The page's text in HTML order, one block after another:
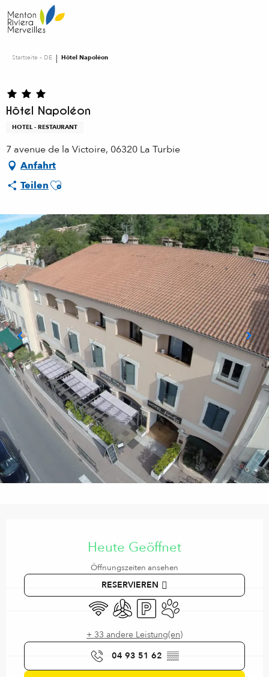
au
contenu
Startseite – DE Hôtel Napoléon
Hôtel Napoléon
HOTEL - RESTAURANT
7 avenue de la Victoire, 06320 La Turbie
Anfahrt
TeilenAjouter aux favoris
Heute Geöffnet
Öffnungszeiten ansehen
RESERVIEREN
Wi-Fi Klimaanlage
ParkplatzTiere erlaubt
+ 33 andere Leistung(en)
04 93 51 62 ▒▒